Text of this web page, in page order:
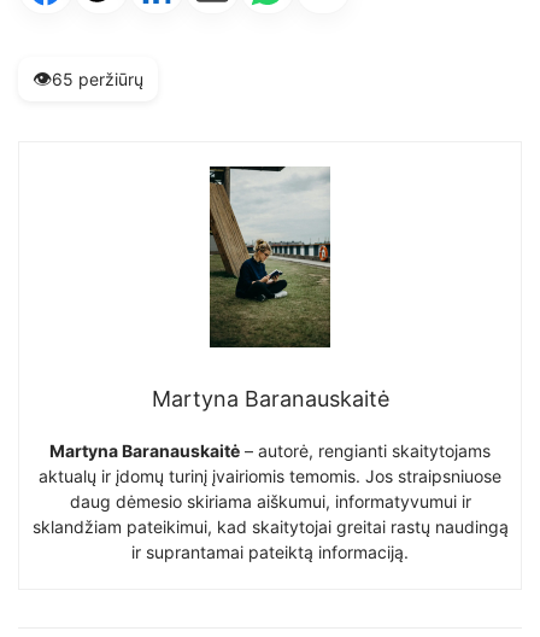
👁️65 peržiūrų
Martyna Baranauskaitė
Martyna Baranauskaitė – autorė, rengianti skaitytojams
aktualų ir įdomų turinį įvairiomis temomis. Jos straipsniuose
daug dėmesio skiriama aiškumui, informatyvumui ir
sklandžiam pateikimui, kad skaitytojai greitai rastų naudingą
ir suprantamai pateiktą informaciją.